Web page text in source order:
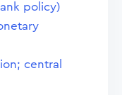
policy)
central